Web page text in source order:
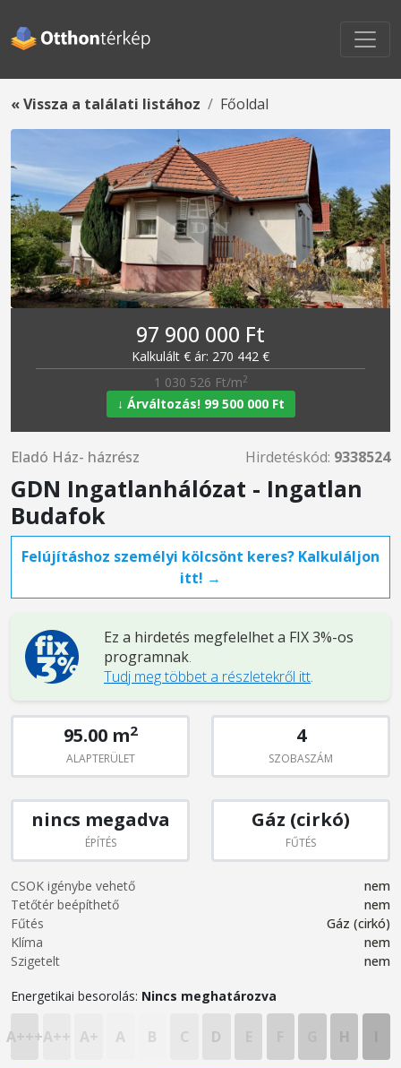
« Vissza a találati listához Főoldal
97 900 000 Ft
Kalkulált € ár: 270 442 €
1 030 526 Ft/m2
↓ Árváltozás! 99 500 000 Ft
Eladó Ház- házrész Hirdetéskód: 9338524
GDN Ingatlanhálózat - Ingatlan
Budafok
Felújításhoz személyi kölcsönt keres? Kalkuláljon
itt! →
Ez a hirdetés megfelelhet a FIX 3%-os
programnak.
Tudj meg többet a részletekről itt.
95.00 m2
ALAPTERÜLET
4
SZOBASZÁM
nincs megadva
ÉPÍTÉS
Gáz (cirkó)
FŰTÉS
CSOK igénybe vehető
nem
Tetőtér beépíthető
nem
Fűtés
Gáz (cirkó)
Klíma
nem
Szigetelt
nem
Energetikai besorolás: Nincs meghatározva
A+++A++ A+ A B C D